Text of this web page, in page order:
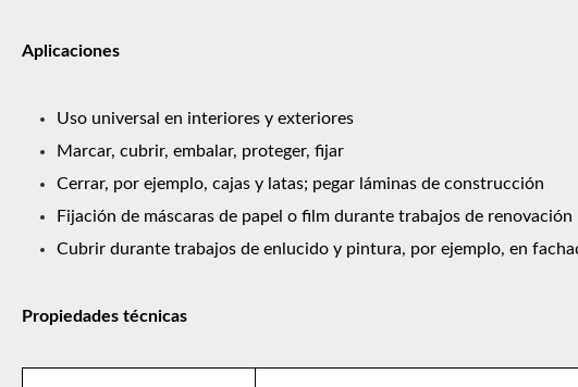
Aplicaciones
Uso universal en interiores y exteriores
Marcar, cubrir, embalar, proteger, fijar
Cerrar, por ejemplo, cajas y latas; pegar láminas de construcción
Fijación de máscaras de papel o film durante trabajos de renovación
Cubrir durante trabajos de enlucido y pintura, por ejemplo, en
Propiedades técnicas